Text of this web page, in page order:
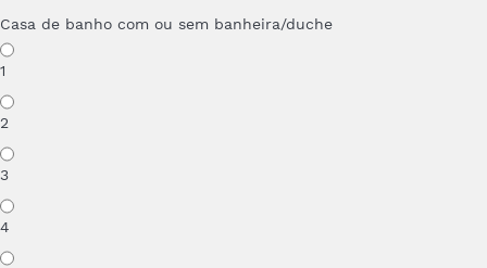
Casa de banho com ou sem banheira/duche
1
2
3
4